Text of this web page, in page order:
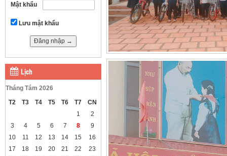
Mật khẩu
Lưu mật khẩu
Lịch
Tháng Tám 2026
T2
T3 T4 T5 T6 T7
CN
1
2
3
4 5 6 7 8
9
10
11 12 13 14 15
16
17
18 19 20 21 22
23